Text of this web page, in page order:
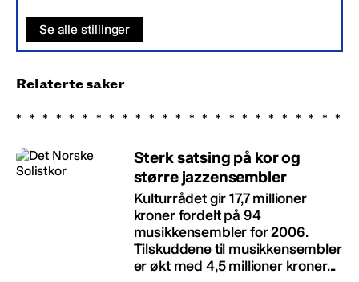
Se alle stillinger
Relaterte saker
Sterk satsing på kor og
større jazzensembler
Kulturrådet gir 17,7 millioner
kroner fordelt på 94
musikkensembler for 2006.
Tilskuddene til musikkensembler
er økt med 4,5 millioner kroner...